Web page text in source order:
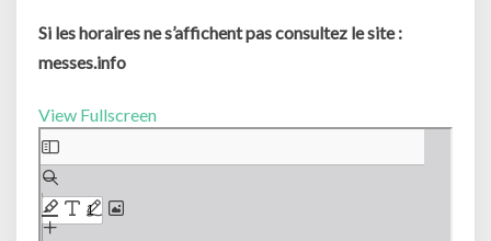
Si les horaires ne s’affichent pas consultez le site :
messes.info
View Fullscreen
Aller
au
contenu
PDF